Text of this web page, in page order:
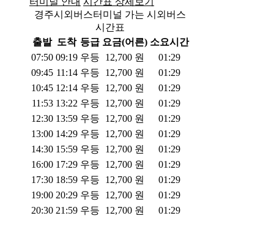
경주시외버스터미널 가는 시외버스
시간표
출발 도착 등급 요금(어른) 소요시간
07:50 09:19 우등 12,700 원
01:29
09:45 11:14 우등 12,700 원
01:29
10:45 12:14 우등 12,700 원
01:29
11:53 13:22 우등 12,700 원
01:29
12:30 13:59 우등 12,700 원
01:29
13:00 14:29 우등 12,700 원
01:29
14:30 15:59 우등 12,700 원
01:29
16:00 17:29 우등 12,700 원
01:29
17:30 18:59 우등 12,700 원
01:29
19:00 20:29 우등 12,700 원
01:29
20:30 21:59 우등 12,700 원 01:29